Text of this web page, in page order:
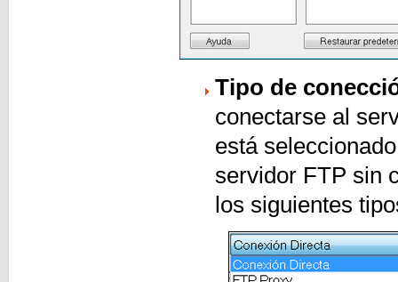
Tipo de
conectarse al
está
servidor FTP sin
los siguientes